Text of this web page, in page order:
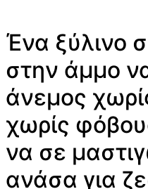
Ένα ξύλινο
στην άμμο
άνεμος
χωρίς
να σε
ανάσα για